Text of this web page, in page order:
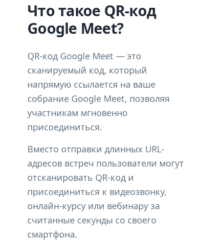
Что такое QR-код
Google Meet?
QR-код Google Meet — это
сканируемый код, который
напрямую ссылается на ваше
собрание Google Meet, позволяя
участникам мгновенно
присоединиться.
Вместо отправки длинных URL-
адресов встреч пользователи могут
отсканировать QR-код и
присоединиться к видеозвонку,
онлайн-курсу или вебинару за
считанные секунды со своего
смартфона.